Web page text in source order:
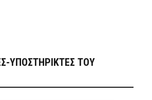
ΥΠΟΣΤΗΡΙΚΤΈΣ ΤΟΥ